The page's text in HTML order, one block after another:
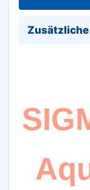
von